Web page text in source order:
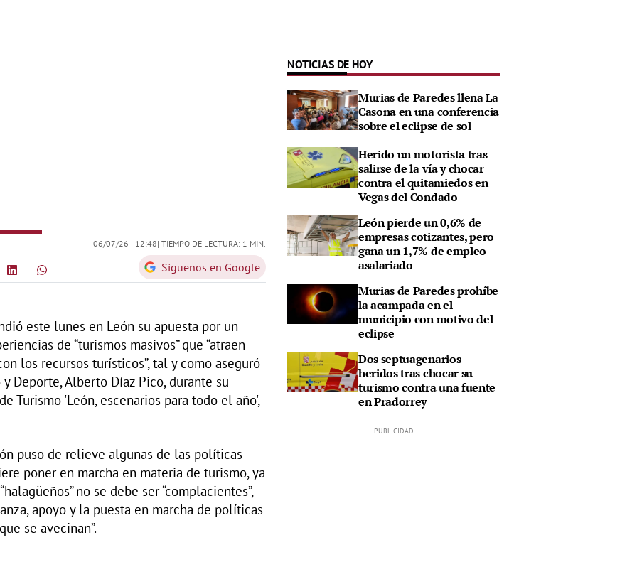
06/07/26 | 12:48| TIEMPO DE LECTURA: 1 MIN.
Síguenos en Google
este lunes en León su apuesta por un
de “turismos masivos” que “atraen
los recursos turísticos”, tal y como aseguró
Deporte, Alberto Díaz Pico, durante su
Turismo 'León, escenarios para todo el año',
puso de relieve algunas de las políticas
poner en marcha en materia de turismo, ya
no se debe ser “complacientes”,
apoyo y la puesta en marcha de políticas
se avecinan”.
NOTICIAS DE HOY
Murias de Paredes llena La
Casona en una conferencia
sobre el eclipse de sol
Herido un motorista tras
salirse de la vía y chocar
contra el quitamiedos en
Vegas del Condado
León pierde un 0,6% de
empresas cotizantes, pero
gana un 1,7% de empleo
asalariado
Murias de Paredes prohíbe
la acampada en el
municipio con motivo del
eclipse
Dos septuagenarios
heridos tras chocar su
turismo contra una fuente
en Pradorrey